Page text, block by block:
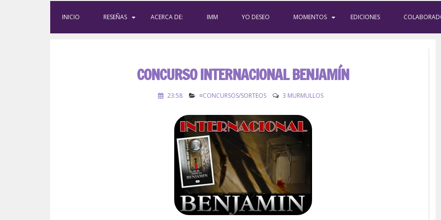
INICIO RESEÑAS ACERCA DE: IMM YO DESEO MOMENTOS EDICIONES
CONCURSO INTERNACIONAL BENJAMÍN
23:58 ¤CONCURSOS/SORTEOS 3 MURMULLOS